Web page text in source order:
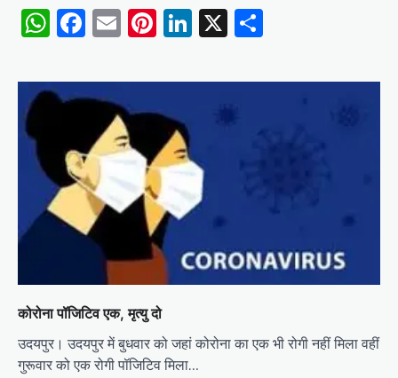
WhatsApp
Facebook
EmailPinterest
LinkedIn
X
कोरोना पॉजिटिव एक, मृत्यु दो
उदयपुर। उदयपुर में बुधवार को जहां कोरोना का एक भी रोगी नहीं मिला वहीं
गुरूवार को एक रोगी पॉजिटिव मिला…